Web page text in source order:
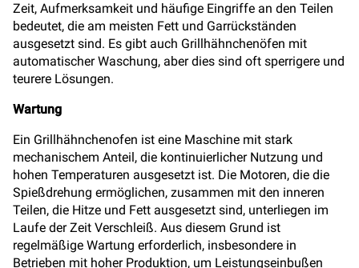
Zeit, Aufmerksamkeit und häufige Eingriffe an den Teilen
bedeutet, die am meisten Fett und Garrückständen
ausgesetzt sind. Es gibt auch Grillhähnchenöfen mit
automatischer Waschung, aber dies sind oft sperrigere und
teurere Lösungen.
Wartung
Ein Grillhähnchenofen ist eine Maschine mit stark
mechanischem Anteil, die kontinuierlicher Nutzung und
hohen Temperaturen ausgesetzt ist. Die Motoren, die die
Spießdrehung ermöglichen, zusammen mit den inneren
Teilen, die Hitze und Fett ausgesetzt sind, unterliegen im
Laufe der Zeit Verschleiß. Aus diesem Grund ist
regelmäßige Wartung erforderlich, insbesondere in
Betrieben mit hoher Produktion, um Leistungseinbußen